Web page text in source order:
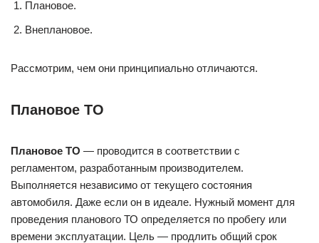
Плановое.
Внеплановое.
Рассмотрим, чем они принципиально отличаются.
Плановое ТО
Плановое ТО — проводится в соответствии с
регламентом, разработанным производителем.
Выполняется независимо от текущего состояния
автомобиля. Даже если он в идеале. Нужный момент для
проведения планового ТО определяется по пробегу или
времени эксплуатации. Цель — продлить общий срок